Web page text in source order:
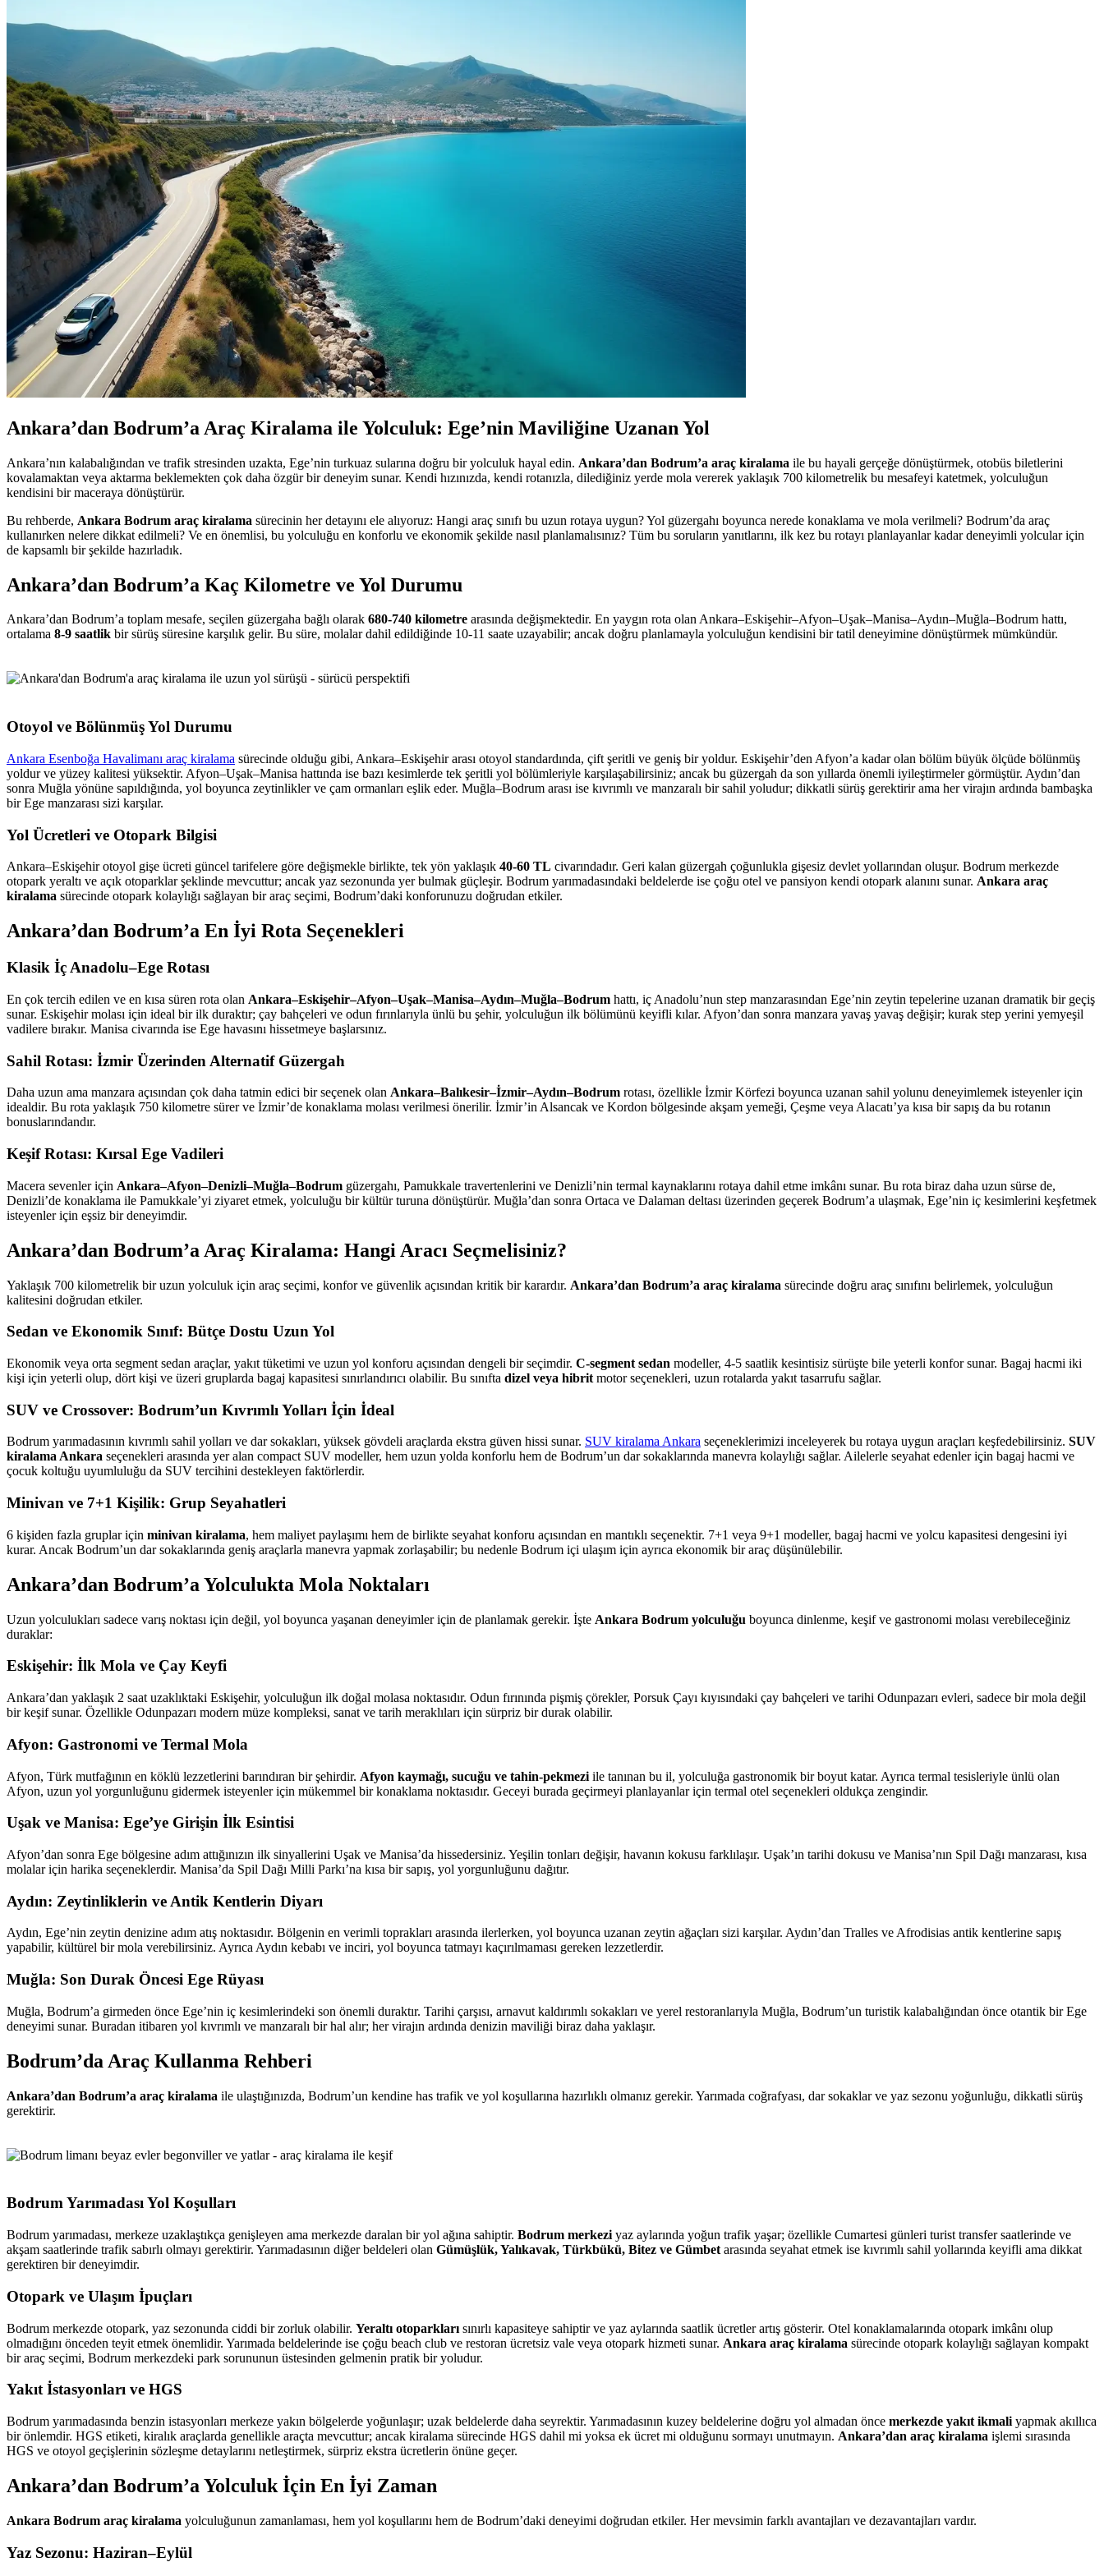
Ankara’dan Bodrum’a Araç Kiralama ile Yolculuk: Ege’nin Maviliğine Uzanan Yol
Ankara’nın kalabalığından ve trafik stresinden uzakta, Ege’nin turkuaz sularına doğru bir yolculuk hayal edin. Ankara’dan Bodrum’a araç kiralama ile bu hayali gerçeğe dönüştürmek, otobüs biletlerini
kovalamaktan veya aktarma beklemekten çok daha özgür bir deneyim sunar. Kendi hızınızda, kendi rotanızla, dilediğiniz yerde mola vererek yaklaşık 700 kilometrelik bu mesafeyi katetmek, yolculuğun
kendisini bir maceraya dönüştürür.
Bu rehberde, Ankara Bodrum araç kiralama sürecinin her detayını ele alıyoruz: Hangi araç sınıfı bu uzun rotaya uygun? Yol güzergahı boyunca nerede konaklama ve mola verilmeli? Bodrum’da araç
kullanırken nelere dikkat edilmeli? Ve en önemlisi, bu yolculuğu en konforlu ve ekonomik şekilde nasıl planlamalısınız? Tüm bu soruların yanıtlarını, ilk kez bu rotayı planlayanlar kadar deneyimli yolcular için
de kapsamlı bir şekilde hazırladık.
Ankara’dan Bodrum’a Kaç Kilometre ve Yol Durumu
Ankara’dan Bodrum’a toplam mesafe, seçilen güzergaha bağlı olarak 680-740 kilometre arasında değişmektedir. En yaygın rota olan Ankara–Eskişehir–Afyon–Uşak–Manisa–Aydın–Muğla–Bodrum hattı,
ortalama 8-9 saatlik bir sürüş süresine karşılık gelir. Bu süre, molalar dahil edildiğinde 10-11 saate uzayabilir; ancak doğru planlamayla yolculuğun kendisini bir tatil deneyimine dönüştürmek mümkündür.
Otoyol ve Bölünmüş Yol Durumu
Ankara Esenboğa Havalimanı araç kiralama sürecinde olduğu gibi, Ankara–Eskişehir arası otoyol standardında, çift şeritli ve geniş bir yoldur. Eskişehir’den Afyon’a kadar olan bölüm büyük ölçüde bölünmüş
yoldur ve yüzey kalitesi yüksektir. Afyon–Uşak–Manisa hattında ise bazı kesimlerde tek şeritli yol bölümleriyle karşılaşabilirsiniz; ancak bu güzergah da son yıllarda önemli iyileştirmeler görmüştür. Aydın’dan
sonra Muğla yönüne sapıldığında, yol boyunca zeytinlikler ve çam ormanları eşlik eder. Muğla–Bodrum arası ise kıvrımlı ve manzaralı bir sahil yoludur; dikkatli sürüş gerektirir ama her virajın ardında bambaşka
bir Ege manzarası sizi karşılar.
Yol Ücretleri ve Otopark Bilgisi
Ankara–Eskişehir otoyol gişe ücreti güncel tarifelere göre değişmekle birlikte, tek yön yaklaşık 40-60 TL civarındadır. Geri kalan güzergah çoğunlukla gişesiz devlet yollarından oluşur. Bodrum merkezde
otopark yeraltı ve açık otoparklar şeklinde mevcuttur; ancak yaz sezonunda yer bulmak güçleşir. Bodrum yarımadasındaki beldelerde ise çoğu otel ve pansiyon kendi otopark alanını sunar. Ankara araç
kiralama sürecinde otopark kolaylığı sağlayan bir araç seçimi, Bodrum’daki konforunuzu doğrudan etkiler.
Ankara’dan Bodrum’a En İyi Rota Seçenekleri
Klasik İç Anadolu–Ege Rotası
En çok tercih edilen ve en kısa süren rota olan Ankara–Eskişehir–Afyon–Uşak–Manisa–Aydın–Muğla–Bodrum hattı, iç Anadolu’nun step manzarasından Ege’nin zeytin tepelerine uzanan dramatik bir geçiş
sunar. Eskişehir molası için ideal bir ilk duraktır; çay bahçeleri ve odun fırınlarıyla ünlü bu şehir, yolculuğun ilk bölümünü keyifli kılar. Afyon’dan sonra manzara yavaş yavaş değişir; kurak step yerini yemyeşil
vadilere bırakır. Manisa civarında ise Ege havasını hissetmeye başlarsınız.
Sahil Rotası: İzmir Üzerinden Alternatif Güzergah
Daha uzun ama manzara açısından çok daha tatmin edici bir seçenek olan Ankara–Balıkesir–İzmir–Aydın–Bodrum rotası, özellikle İzmir Körfezi boyunca uzanan sahil yolunu deneyimlemek isteyenler için
idealdir. Bu rota yaklaşık 750 kilometre sürer ve İzmir’de konaklama molası verilmesi önerilir. İzmir’in Alsancak ve Kordon bölgesinde akşam yemeği, Çeşme veya Alacatı’ya kısa bir sapış da bu rotanın
bonuslarındandır.
Keşif Rotası: Kırsal Ege Vadileri
Macera sevenler için Ankara–Afyon–Denizli–Muğla–Bodrum güzergahı, Pamukkale travertenlerini ve Denizli’nin termal kaynaklarını rotaya dahil etme imkânı sunar. Bu rota biraz daha uzun sürse de,
Denizli’de konaklama ile Pamukkale’yi ziyaret etmek, yolculuğu bir kültür turuna dönüştürür. Muğla’dan sonra Ortaca ve Dalaman deltası üzerinden geçerek Bodrum’a ulaşmak, Ege’nin iç kesimlerini keşfetmek
isteyenler için eşsiz bir deneyimdir.
Ankara’dan Bodrum’a Araç Kiralama: Hangi Aracı Seçmelisiniz?
Yaklaşık 700 kilometrelik bir uzun yolculuk için araç seçimi, konfor ve güvenlik açısından kritik bir karardır. Ankara’dan Bodrum’a araç kiralama sürecinde doğru araç sınıfını belirlemek, yolculuğun
kalitesini doğrudan etkiler.
Sedan ve Ekonomik Sınıf: Bütçe Dostu Uzun Yol
Ekonomik veya orta segment sedan araçlar, yakıt tüketimi ve uzun yol konforu açısından dengeli bir seçimdir. C-segment sedan modeller, 4-5 saatlik kesintisiz sürüşte bile yeterli konfor sunar. Bagaj hacmi iki
kişi için yeterli olup, dört kişi ve üzeri gruplarda bagaj kapasitesi sınırlandırıcı olabilir. Bu sınıfta dizel veya hibrit motor seçenekleri, uzun rotalarda yakıt tasarrufu sağlar.
SUV ve Crossover: Bodrum’un Kıvrımlı Yolları İçin İdeal
Bodrum yarımadasının kıvrımlı sahil yolları ve dar sokakları, yüksek gövdeli araçlarda ekstra güven hissi sunar. SUV kiralama Ankara seçeneklerimizi inceleyerek bu rotaya uygun araçları keşfedebilirsiniz. SUV
kiralama Ankara seçenekleri arasında yer alan compact SUV modeller, hem uzun yolda konforlu hem de Bodrum’un dar sokaklarında manevra kolaylığı sağlar. Ailelerle seyahat edenler için bagaj hacmi ve
çocuk koltuğu uyumluluğu da SUV tercihini destekleyen faktörlerdir.
Minivan ve 7+1 Kişilik: Grup Seyahatleri
6 kişiden fazla gruplar için minivan kiralama, hem maliyet paylaşımı hem de birlikte seyahat konforu açısından en mantıklı seçenektir. 7+1 veya 9+1 modeller, bagaj hacmi ve yolcu kapasitesi dengesini iyi
kurar. Ancak Bodrum’un dar sokaklarında geniş araçlarla manevra yapmak zorlaşabilir; bu nedenle Bodrum içi ulaşım için ayrıca ekonomik bir araç düşünülebilir.
Ankara’dan Bodrum’a Yolculukta Mola Noktaları
Uzun yolculukları sadece varış noktası için değil, yol boyunca yaşanan deneyimler için de planlamak gerekir. İşte Ankara Bodrum yolculuğu boyunca dinlenme, keşif ve gastronomi molası verebileceğiniz
duraklar:
Eskişehir: İlk Mola ve Çay Keyfi
Ankara’dan yaklaşık 2 saat uzaklıktaki Eskişehir, yolculuğun ilk doğal molasa noktasıdır. Odun fırınında pişmiş çörekler, Porsuk Çayı kıyısındaki çay bahçeleri ve tarihi Odunpazarı evleri, sadece bir mola değil
bir keşif sunar. Özellikle Odunpazarı modern müze kompleksi, sanat ve tarih meraklıları için sürpriz bir durak olabilir.
Afyon: Gastronomi ve Termal Mola
Afyon, Türk mutfağının en köklü lezzetlerini barındıran bir şehirdir. Afyon kaymağı, sucuğu ve tahin-pekmezi ile tanınan bu il, yolculuğa gastronomik bir boyut katar. Ayrıca termal tesisleriyle ünlü olan
Afyon, uzun yol yorgunluğunu gidermek isteyenler için mükemmel bir konaklama noktasıdır. Geceyi burada geçirmeyi planlayanlar için termal otel seçenekleri oldukça zengindir.
Uşak ve Manisa: Ege’ye Girişin İlk Esintisi
Afyon’dan sonra Ege bölgesine adım attığınızın ilk sinyallerini Uşak ve Manisa’da hissedersiniz. Yeşilin tonları değişir, havanın kokusu farklılaşır. Uşak’ın tarihi dokusu ve Manisa’nın Spil Dağı manzarası, kısa
molalar için harika seçeneklerdir. Manisa’da Spil Dağı Milli Parkı’na kısa bir sapış, yol yorgunluğunu dağıtır.
Aydın: Zeytinliklerin ve Antik Kentlerin Diyarı
Aydın, Ege’nin zeytin denizine adım atış noktasıdır. Bölgenin en verimli toprakları arasında ilerlerken, yol boyunca uzanan zeytin ağaçları sizi karşılar. Aydın’dan Tralles ve Afrodisias antik kentlerine sapış
yapabilir, kültürel bir mola verebilirsiniz. Ayrıca Aydın kebabı ve inciri, yol boyunca tatmayı kaçırılmaması gereken lezzetlerdir.
Muğla: Son Durak Öncesi Ege Rüyası
Muğla, Bodrum’a girmeden önce Ege’nin iç kesimlerindeki son önemli duraktır. Tarihi çarşısı, arnavut kaldırımlı sokakları ve yerel restoranlarıyla Muğla, Bodrum’un turistik kalabalığından önce otantik bir Ege
deneyimi sunar. Buradan itibaren yol kıvrımlı ve manzaralı bir hal alır; her virajın ardında denizin maviliği biraz daha yaklaşır.
Bodrum’da Araç Kullanma Rehberi
Ankara’dan Bodrum’a araç kiralama ile ulaştığınızda, Bodrum’un kendine has trafik ve yol koşullarına hazırlıklı olmanız gerekir. Yarımada coğrafyası, dar sokaklar ve yaz sezonu yoğunluğu, dikkatli sürüş
gerektirir.
Bodrum Yarımadası Yol Koşulları
Bodrum yarımadası, merkeze uzaklaştıkça genişleyen ama merkezde daralan bir yol ağına sahiptir. Bodrum merkezi yaz aylarında yoğun trafik yaşar; özellikle Cumartesi günleri turist transfer saatlerinde ve
akşam saatlerinde trafik sabırlı olmayı gerektirir. Yarımadasının diğer beldeleri olan Gümüşlük, Yalıkavak, Türkbükü, Bitez ve Gümbet arasında seyahat etmek ise kıvrımlı sahil yollarında keyifli ama dikkat
gerektiren bir deneyimdir.
Otopark ve Ulaşım İpuçları
Bodrum merkezde otopark, yaz sezonunda ciddi bir zorluk olabilir. Yeraltı otoparkları sınırlı kapasiteye sahiptir ve yaz aylarında saatlik ücretler artış gösterir. Otel konaklamalarında otopark imkânı olup
olmadığını önceden teyit etmek önemlidir. Yarımada beldelerinde ise çoğu beach club ve restoran ücretsiz vale veya otopark hizmeti sunar. Ankara araç kiralama sürecinde otopark kolaylığı sağlayan kompakt
bir araç seçimi, Bodrum merkezdeki park sorununun üstesinden gelmenin pratik bir yoludur.
Yakıt İstasyonları ve HGS
Bodrum yarımadasında benzin istasyonları merkeze yakın bölgelerde yoğunlaşır; uzak beldelerde daha seyrektir. Yarımadasının kuzey beldelerine doğru yol almadan önce merkezde yakıt ikmali yapmak akıllıca
bir önlemdir. HGS etiketi, kiralık araçlarda genellikle araçta mevcuttur; ancak kiralama sürecinde HGS dahil mi yoksa ek ücret mi olduğunu sormayı unutmayın. Ankara’dan araç kiralama işlemi sırasında
HGS ve otoyol geçişlerinin sözleşme detaylarını netleştirmek, sürpriz ekstra ücretlerin önüne geçer.
Ankara’dan Bodrum’a Yolculuk İçin En İyi Zaman
Ankara Bodrum araç kiralama yolculuğunun zamanlaması, hem yol koşullarını hem de Bodrum’daki deneyimi doğrudan etkiler. Her mevsimin farklı avantajları ve dezavantajları vardır.
Yaz Sezonu: Haziran–Eylül